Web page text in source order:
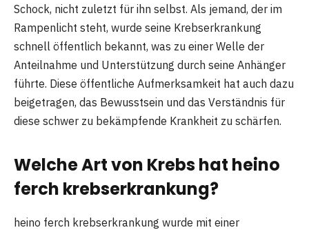
Schock, nicht zuletzt für ihn selbst. Als jemand, der im
Rampenlicht steht, wurde seine Krebserkrankung
schnell öffentlich bekannt, was zu einer Welle der
Anteilnahme und Unterstützung durch seine Anhänger
führte. Diese öffentliche Aufmerksamkeit hat auch dazu
beigetragen, das Bewusstsein und das Verständnis für
diese schwer zu bekämpfende Krankheit zu schärfen.
Welche Art von Krebs hat heino
ferch krebserkrankung?
heino ferch krebserkrankung wurde mit einer